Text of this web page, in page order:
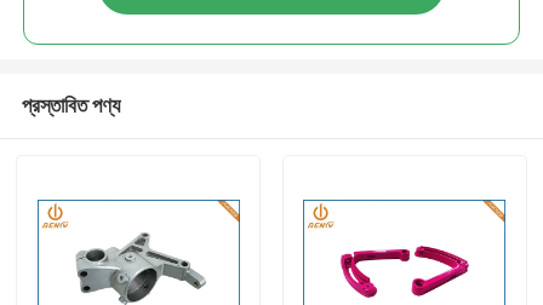
প্রস্তাবিত পণ্য